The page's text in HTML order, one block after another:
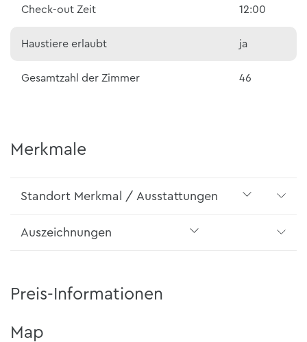
Check-out Zeit 12:00
Haustiere erlaubt ja
Gesamtzahl der Zimmer 46
Merkmale
Standort Merkmal / Ausstattungen
Auszeichnungen
Preis-Informationen
Map